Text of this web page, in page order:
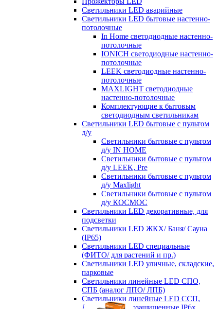
Светильники LED аварийные
Светильники LED бытовые настенно-
потолочные
In Home светодиодные настенно-
потолочные
IONICH светодиодные настенно-
потолочные
LEEK светодиодные настенно-
потолочные
MAXLIGHT светодиодные
настенно-потолочные
Комплектующие к бытовым
светодиодным светильникам
Светильники LED бытовые с пультом
д/у
Светильники бытовые с пультом
д/у IN HOME
Светильники бытовые с пультом
д/у LEEK, Pre
Светильники бытовые с пультом
д/у Maxlight
Светильники бытовые с пультом
д/у КОСМОС
Светильники LED декоративные, для
подсветки
Светильники LED ЖКХ/ Баня/ Сауна
(IP65)
Светильники LED специальные
(ФИТО/ для растений и пр.)
Светильники LED уличные, складские,
парковые
Светильники линейные LED СПО,
СПБ (аналог ЛПО/ ЛПБ)
Светильники линейные LED ССП,